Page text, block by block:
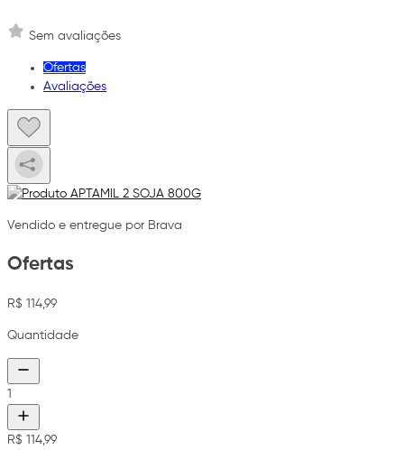
Sem avaliações
Ofertas
Avaliações
Vendido e entregue por Brava
Ofertas
R$ 114,99
Quantidade
1
R$ 114,99